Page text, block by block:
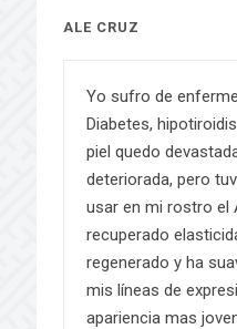
ALE CRUZ
Yo sufro de
Diabetes,
piel quedo
deteriorada, pero
usar en mi rostro el
recuperado
regenerado y ha
mis líneas de
apariencia mas